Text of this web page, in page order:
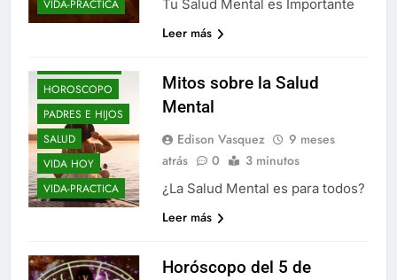
VIDA-PRACTICA
Tu Salud Mental es Importante
Leer más
HOROSCOPO
PADRES E HIJOS
SALUD
VIDA HOY
VIDA-PRACTICA
Mitos sobre la Salud
Mental
Edison Vasquez
9 meses
atrás
0 3 minutos
¿La Salud Mental es para todos?
Leer más
Horóscopo del 5 de